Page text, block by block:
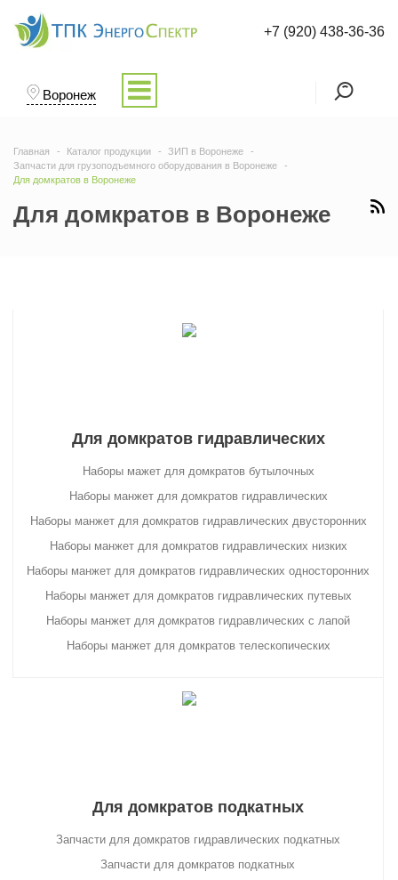
Воронеж
+7 (920) 438-36-36
Главная Каталог продукции
ЗИП в Воронеже
Запчасти для грузоподъемного оборудования в Воронеже
Для домкратов в Воронеже
Для домкратов в Воронеже
Для домкратов гидравлических
Наборы мажет для домкратов бутылочных
Наборы манжет для домкратов гидравлических
Наборы манжет для домкратов гидравлических двусторонних
Наборы манжет для домкратов гидравлических низких
Наборы манжет для домкратов гидравлических односторонних
Наборы манжет для домкратов гидравлических путевых
Наборы манжет для домкратов гидравлических с лапой
Наборы манжет для домкратов телескопических
Для домкратов подкатных
Запчасти для домкратов гидравлических подкатных
Запчасти для домкратов подкатных